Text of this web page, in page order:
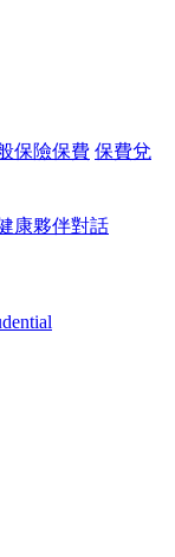
保險保費 保費兌
康夥伴對話